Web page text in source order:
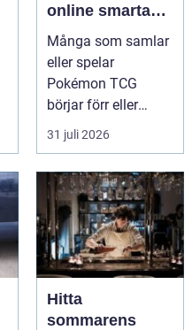
online smarta
val för samlare
och spelare
Många som samlar
eller spelar
Pokémon TCG
börjar förr eller
senare fundera på
hur de kan köpa
kort p...
31 juli 2026
Hitta
sommarens